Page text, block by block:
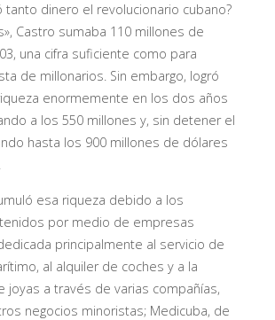
tanto dinero el revolucionario cubano?
Castro sumaba 110 millones de
una cifra suficiente como para
de millonarios. Sin embargo, logró
enormemente en los dos años
a los 550 millones y, sin detener el
hasta los 900 millones de dólares
esa riqueza debido a los
por medio de empresas
principalmente al servicio de
al alquiler de coches y a la
joyas a través de varias compañías,
negocios minoristas; Medicuba, de